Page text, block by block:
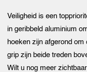
Veiligheid is een
in geribbeld aluminium
hoeken zijn afgerond
grip zijn beide treden
Wilt u nog meer